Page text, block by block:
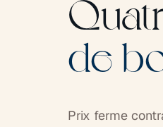
de
Prix ferme